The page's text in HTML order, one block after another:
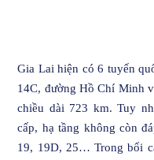
Gia Lai hiện có 6 tuyến
14C, đường Hồ Chí Minh
chiều dài 723 km. Tuy
cấp, hạ tầng không còn
19, 19D, 25… Trong bối